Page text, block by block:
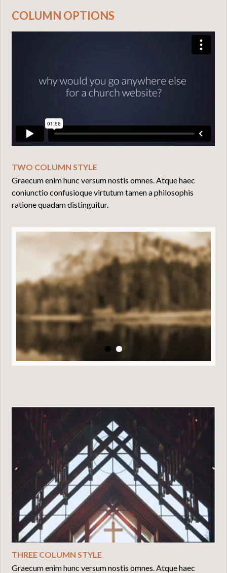
COLUMN OPTIONS
TWO COLUMN STYLE
Graecum enim hunc versum nostis omnes. Atque haec
coniunctio confusioque virtutum tamen a philosophis
ratione quadam distinguitur.
THREE COLUMN STYLE
Graecum enim hunc versum nostis omnes. Atque haec